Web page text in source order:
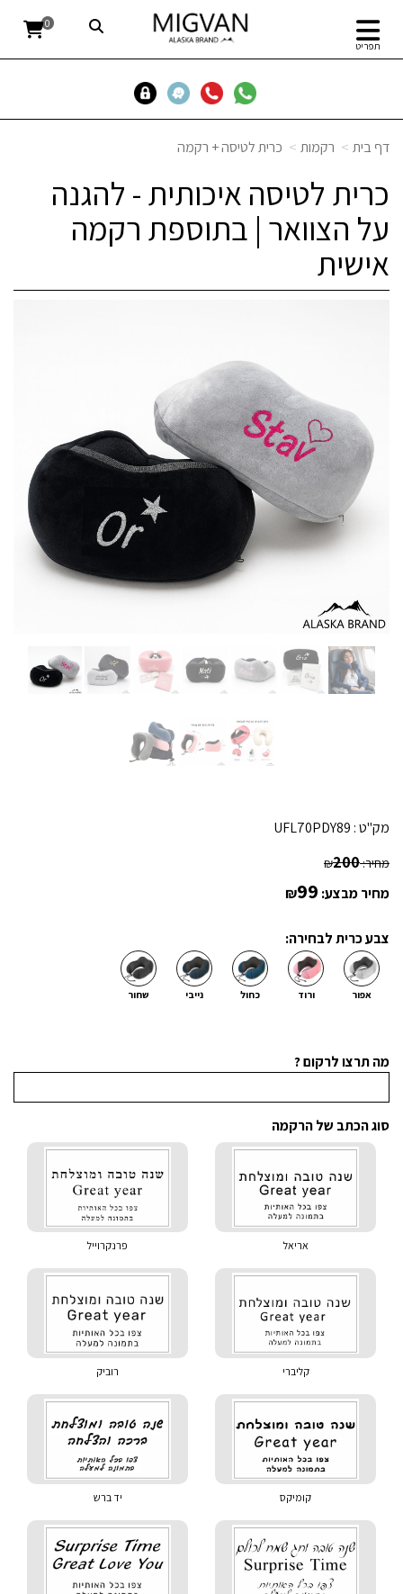
תפריט
0
דף בית רקמות כרית לטיסה + רקמה
כרית לטיסה איכותית - להגנה
על הצוואר | בתוספת רקמה
אישית
מק"ט : UFL70PDY89
מחיר: ₪200
מחיר מבצע: ₪99
צבע כרית לבחירה:
אפור ורוד כחול נייבי שחור
מה תרצו לרקום ?
סוג הכתב של הרקמה
אריאל פרנקרוייל
קליברי רוביק
קומיקס יד ברש